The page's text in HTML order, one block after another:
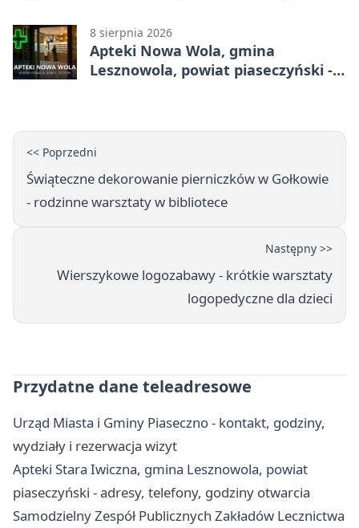
8 sierpnia 2026
Apteki Nowa Wola, gmina
Lesznowola, powiat piaseczyński -
<< Poprzedni
Świąteczne dekorowanie pierniczków w Gołkowie
- rodzinne warsztaty w bibliotece
Następny >>
Wierszykowe logozabawy - krótkie warsztaty
logopedyczne dla dzieci
Przydatne dane teleadresowe
Urząd Miasta i Gminy Piaseczno - kontakt, godziny,
wydziały i rezerwacja wizyt
Apteki Stara Iwiczna, gmina Lesznowola, powiat
piaseczyński - adresy, telefony, godziny otwarcia
Samodzielny Zespół Publicznych Zakładów Lecznictwa